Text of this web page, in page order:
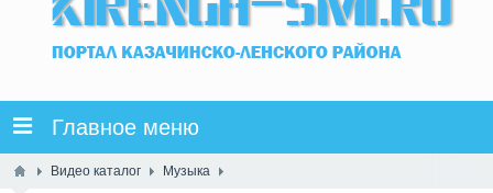
Главное меню
Видео каталог Музыка